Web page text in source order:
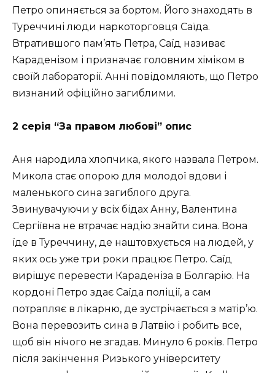
Петро опиняється за бортом. Його знаходять в
Туреччині люди наркоторговця Саїда.
Втратившого пам’ять Петра, Саїд називає
Караденізом і призначає головним хіміком в
своїй лабораторії. Анні повідомляють, що Петро
визнаний офіційно загиблими.
2 серія “За правом любові” опис
Аня народила хлопчика, якого назвала Петром.
Микола стає опорою для молодої вдови і
маленького сина загиблого друга.
Звинувачуючи у всіх бідах Анну, Валентина
Сергіївна не втрачає надію знайти сина. Вона
їде в Туреччину, де наштовхується на людей, у
яких ось уже три роки працює Петро. Саїд
вирішує перевести Караденіза в Болгарію. На
кордоні Петро здає Саїда поліції, а сам
потрапляє в лікарню, де зустрічається з матір’ю.
Вона перевозить сина в Латвію і робить все,
щоб він нічого не згадав. Минуло 6 років. Петро
після закінчення Ризького університету